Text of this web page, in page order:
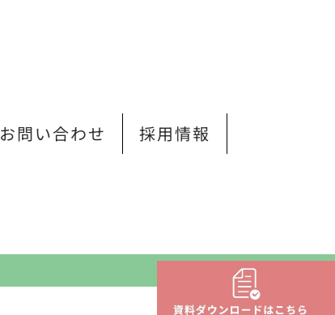
お問い合わせ 採用情報